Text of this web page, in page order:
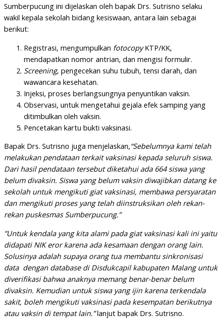
Sumberpucung ini dijelaskan oleh bapak Drs. Sutrisno selaku
wakil kepala sekolah bidang kesiswaan, antara lain sebagai
berikut:
Registrasi, mengumpulkan fotocopyKTP/KK,
mendapatkan nomor antrian, dan mengisi formulir.
Screening, pengecekan suhu tubuh, tensi darah, dan
wawancara kesehatan.
Injeksi, proses berlangsungnya penyuntikan vaksin.
Observasi, untuk mengetahui gejala efek samping yang
ditimbulkan oleh vaksin.
Pencetakan kartu bukti vaksinasi.
Bapak Drs. Sutrisno juga menjelaskan,“Sebelumnya kami telah
melakukan pendataan terkait vaksinasi kepada seluruh siswa.
Dari hasil pendataan tersebut diketahui ada 664 siswa yang
belum divaksin. Siswa yang belum vaksin diwajibkan datang ke
sekolah untuk mengikuti giat vaksinasi, membawa persyaratan
dan mengikuti proses yang telah diinstruksikan oleh rekan-
rekan puskesmas Sumberpucung.”
”Untuk kendala yang kita alami pada giat vaksinasi kali ini yaitu
didapati NIK eror karena ada kesamaan dengan orang lain.
Solusinya adalah supaya orang tua membantu sinkronisasi
data dengan database di Disdukcapil kabupaten Malang untuk
diverifikasi bahwa anaknya memang benar-benar belum
divaksin. Kemudian untuk siswa yang ijin karena terkendala
sakit, boleh mengikuti vaksinasi pada kesempatan berikutnya
atau vaksin di tempat lain.”lanjut bapak Drs. Sutrisno.